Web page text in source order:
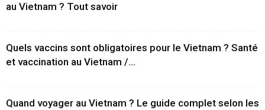
au Vietnam ? Tout savoir
Quels vaccins sont obligatoires pour le Vietnam ? Santé
et vaccination au Vietnam /...
Quand voyager au Vietnam ? Le guide complet selon les